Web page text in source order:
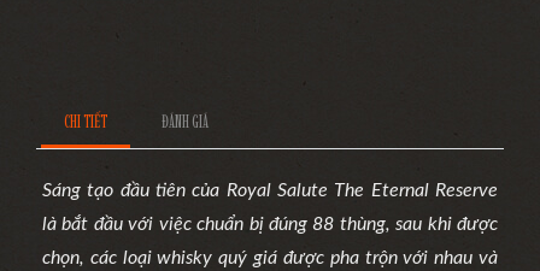
CHI TIẾT ĐÁNH GIÁ
Sáng tạo đầu tiên của Royal Salute The Eternal Reserve
là bắt đầu với việc chuẩn bị đúng 88 thùng,sau khi được
chọn, các loại whisky quý giá được pha trộn với nhau và